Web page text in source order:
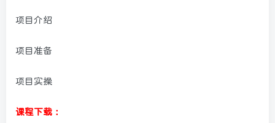
项目介绍
项目准备
项目实操
课程下载：